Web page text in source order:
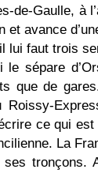
de-Gaulle, à
et avance
lui faut trois
le sépare
que de
Roissy-
ce qui
La
ses tronçons.